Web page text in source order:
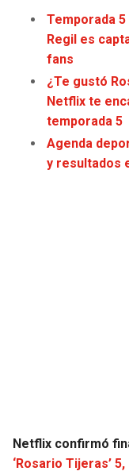
JAGUARS
TITANS
COWBOYS
GIANTS
LIONS
WIZARDS
WARRIORS
CLIPPERS
LAKERS
NUGGETS
Temporada
Regil es
fans
¿Te gustó
Netflix te
temporada 5
Agenda
y resultados
Netflix confirmó
‘Rosario Tijeras’ 5,